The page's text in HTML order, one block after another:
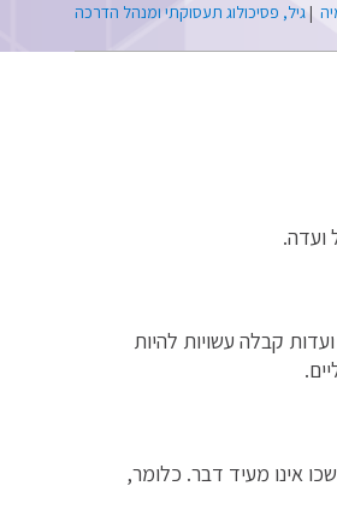
|גיל, פסיכולוג תעסוקתי ומנהל הדרכה
ועדה.
קבלה עשויות להיות
ומשכו אינו מעיד דבר. כלומר,